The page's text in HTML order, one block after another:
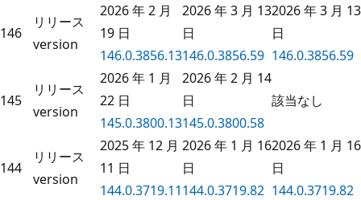
146
リリース
version
2026 年 2 月
19 日
146.0.3856.13
2026 年 3 月 13
日
146.0.3856.59
2026 年 3 月 13
日
146.0.3856.59
145
リリース
version
2026 年 1 月
22 日
145.0.3800.13
2026 年 2 月 14
日
145.0.3800.58
該当なし
144
リリース
version
2025 年 12 月
11 日
144.0.3719.11
2026 年 1 月 16
日
144.0.3719.82
2026 年 1 月 16
日
144.0.3719.82